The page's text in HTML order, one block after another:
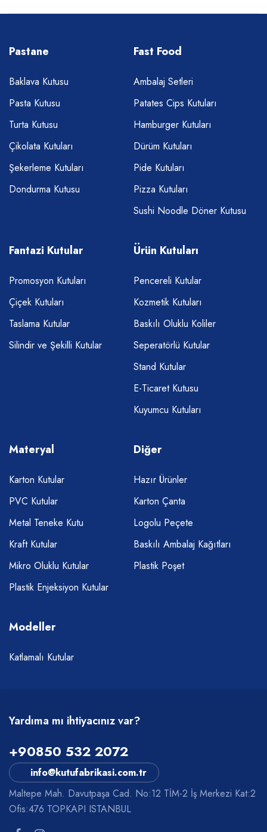
Pastane
Baklava Kutusu
Pasta Kutusu
Turta Kutusu
Çikolata Kutuları
Şekerleme Kutuları
Dondurma Kutusu
Fast Food
Ambalaj Setleri
Patates Cips Kutuları
Hamburger Kutuları
Dürüm Kutuları
Pide Kutuları
Pizza Kutuları
Sushi Noodle Döner Kutusu
Fantazi Kutular
Promosyon Kutuları
Çiçek Kutuları
Taslama Kutular
Silindir ve Şekilli Kutular
Ürün Kutuları
Pencereli Kutular
Kozmetik Kutuları
Baskılı Oluklu Koliler
Seperatörlü Kutular
Stand Kutular
E-Ticaret Kutusu
Kuyumcu Kutuları
Materyal
Karton Kutular
PVC Kutular
Metal Teneke Kutu
Kraft Kutular
Mikro Oluklu Kutular
Plastik Enjeksiyon Kutular
Diğer
Hazır Ürünler
Karton Çanta
Logolu Peçete
Baskılı Ambalaj Kağıtları
Plastik Poşet
Modeller
Katlamalı Kutular
Yardıma mı ihtiyacınız var?
+90850 532 2072
info@kutufabrikasi.com.tr
Maltepe Mah. Davutpaşa Cad. No:12 TİM-2 İş Merkezi Kat:2
Ofis:476 TOPKAPI ISTANBUL